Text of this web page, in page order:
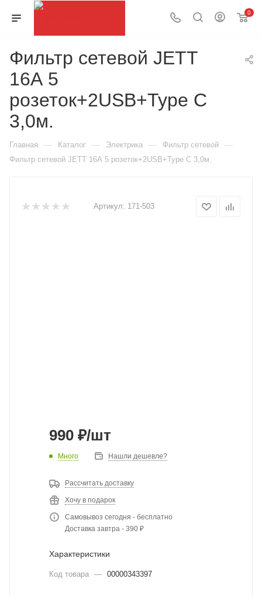
0
Фильтр сетевой JETT
16А 5
розеток+2USB+Type C
3,0м.
Главная — Каталог — Электрика — Фильтр сетевой —
Фильтр сетевой JETT 16А 5 розеток+2USB+Type C 3,0м.
Артикул: 171-503
990 ₽/шт
Много Нашли дешевле?
Рассчитать доставку
Хочу в подарок
Самовывоз сегодня - бесплатно
Доставка завтра - 390 ₽
Характеристики
Код товара — 00000343397